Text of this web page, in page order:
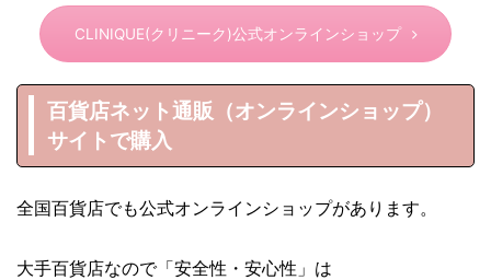
CLINIQUE(クリニーク)公式オンラインショップ
百貨店ネット通販（オンラインショップ）
サイトで購入
全国百貨店でも公式オンラインショップがあります。
大手百貨店なので「安全性・安心性」は